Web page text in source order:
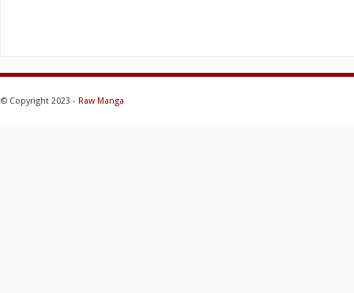
© Copyright 2023 - Raw Manga